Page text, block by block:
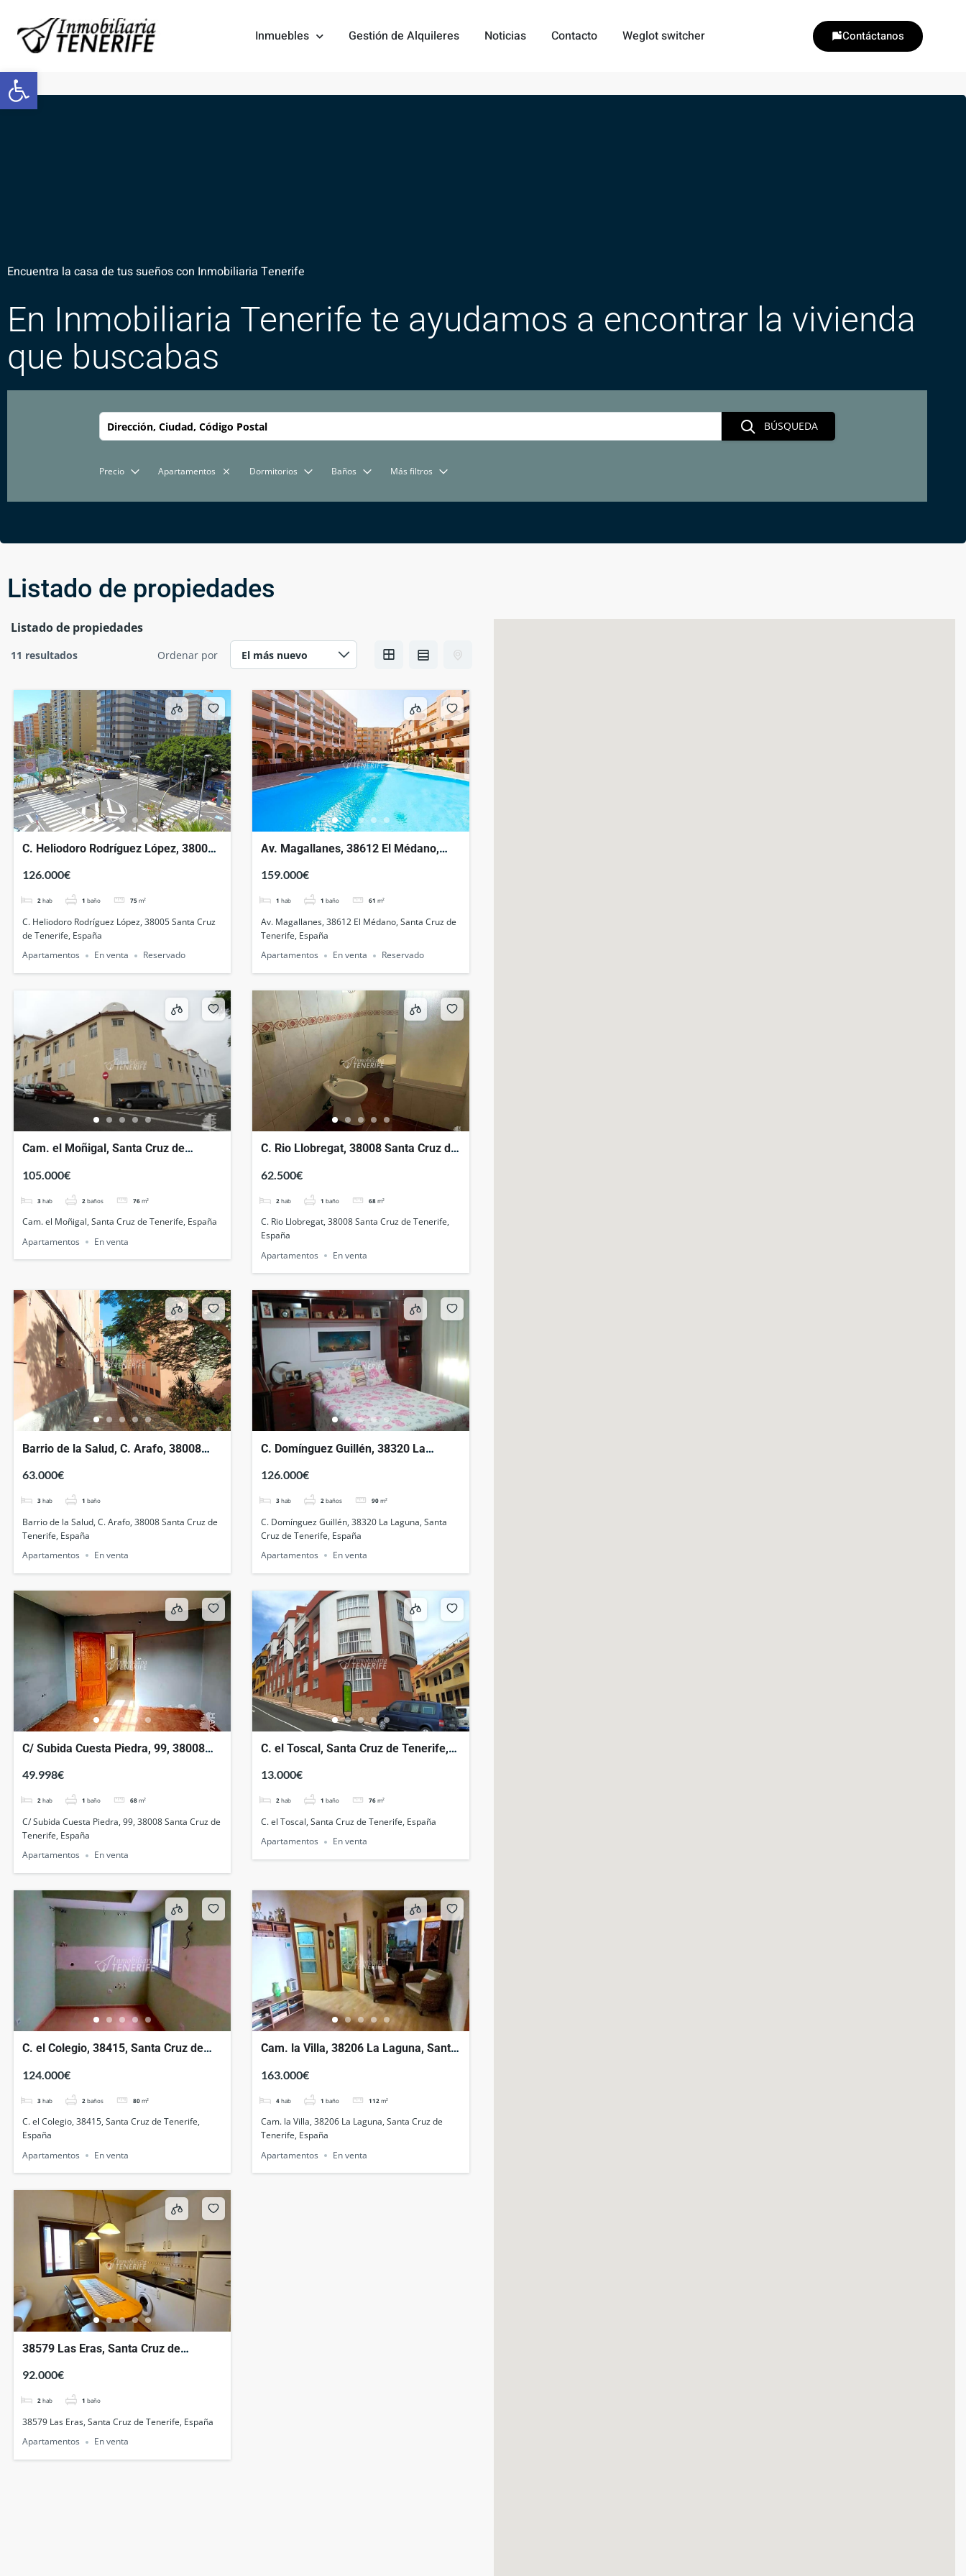
Abrir barra de herramientas
Inmuebles Gestión de Alquileres Noticias Contacto Weglot switcher Contáctanos
Encuentra la casa de tus sueños con Inmobiliaria Tenerife
En Inmobiliaria Tenerife te ayudamos a encontrar la vivienda
que buscabas
BÚSQUEDA
Precio Apartamentos Dormitorios Baños Más filtros
Listado de propiedades
Listado de propiedades
11 resultados Ordenar por
C. Heliodoro Rodríguez López, 38005
126.000€
2 hab 1 baño 75 m²
C. Heliodoro Rodríguez López, 38005 Santa Cruz
de Tenerife, España
Apartamentos
En venta Reservado
Av. Magallanes, 38612 El Médano,
159.000€
1 hab 1 baño 61 m²
Av. Magallanes, 38612 El Médano, Santa Cruz de
Tenerife, España
Apartamentos
En venta Reservado
Cam. el Moñigal, Santa Cruz de
105.000€
3 hab 2 baños 76 m²
Cam. el Moñigal, Santa Cruz de Tenerife, España
Apartamentos
En venta
C. Rio Llobregat, 38008 Santa Cruz de
62.500€
2 hab 1 baño 68 m²
C. Rio Llobregat, 38008 Santa Cruz de Tenerife,
España
Apartamentos
En venta
Barrio de la Salud, C. Arafo, 38008
63.000€
3 hab 1 baño
Barrio de la Salud, C. Arafo, 38008 Santa Cruz de
Tenerife, España
Apartamentos
En venta
C. Domínguez Guillén, 38320 La
España
126.000€
3 hab 2 baños 90 m²
C. Domínguez Guillén, 38320 La Laguna, Santa
Cruz de Tenerife, España
Apartamentos
En venta
C/ Subida Cuesta Piedra, 99, 38008
49.998€
2 hab 1 baño 68 m²
C/ Subida Cuesta Piedra, 99, 38008 Santa Cruz de
Tenerife, España
Apartamentos
En venta
C. el Toscal, Santa Cruz de Tenerife,
13.000€
2 hab 1 baño 76 m²
C. el Toscal, Santa Cruz de Tenerife, España
Apartamentos
En venta
C. el Colegio, 38415, Santa Cruz de
124.000€
3 hab 2 baños 80 m²
C. el Colegio, 38415, Santa Cruz de Tenerife,
España
Apartamentos
En venta
Cam. la Villa, 38206 La Laguna, Santa
163.000€
4 hab 1 baño 112 m²
Cam. la Villa, 38206 La Laguna, Santa Cruz de
Tenerife, España
Apartamentos
En venta
38579 Las Eras, Santa Cruz de
92.000€
2 hab 1 baño
38579 Las Eras, Santa Cruz de Tenerife, España
Apartamentos
En venta